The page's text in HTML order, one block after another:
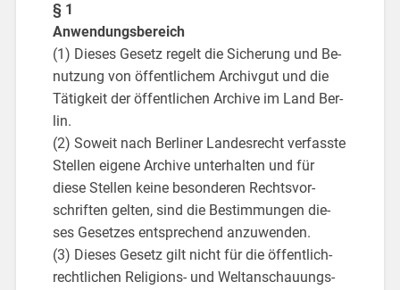
§ 1
An­wen­dungs­be­reich
(1) Die­ses Ge­setz re­gelt die Si­che­rung und Be­
nut­zung von öf­fent­li­chem Ar­chiv­gut und die
Tä­tig­keit der öf­fent­li­chen Ar­chi­ve im Land Ber­
lin.
(2) So­weit nach Ber­li­ner Lan­des­recht ver­fass­te
Stel­len ei­ge­ne Ar­chi­ve un­ter­hal­ten und für
diese Stel­len keine be­son­de­ren Rechts­vor­
schrif­ten gel­ten, sind die Be­stim­mun­gen die­
ses Ge­set­zes ent­spre­chend an­zu­wen­den.
(3) Die­ses Ge­setz gilt nicht für die öf­fent­lich-
recht­li­chen Re­li­gi­ons- und Welt­an­schau­ungs­